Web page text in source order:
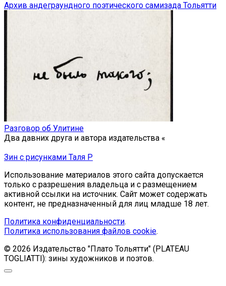
Архив андеграундного поэтического самизада Тольятти
Разговор об Улитине
Два давних друга и автора издательства «
Зин с рисунками Таля Р
Использование материалов этого сайта допускается
только с разрешения владельца и с размещением
активной ссылки на источник. Сайт может содержать
контент, не предназначенный для лиц младше 18 лет.
Политика конфиденциальности.
Политика использования файлов cookie.
© 2026 Издательство "Плато Тольятти" (PLATEAU
TOGLIATTI): зины художников и поэтов.